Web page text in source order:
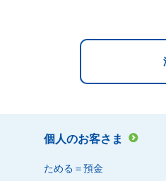
個人のお客さま
ためる＝預金